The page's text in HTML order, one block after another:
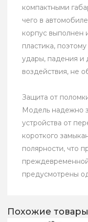
компактными
чего в
корпус выполнен
пластика,
удары, падения и
воздействия, не
Защита от
Модель надежно
устройства от
короткого
полярности, что
предусмотрены
Похожие товары